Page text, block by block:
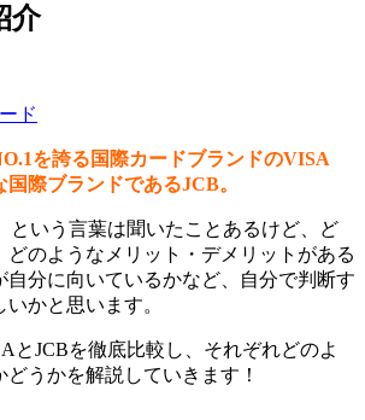
介
ド
を誇る国際カードブランドのVISA
際ブランドであるJCB。
という言葉は聞いたことあるけど、ど
どのようなメリット・デメリットがある
自分に向いているかなど、自分で判断す
かと思います。
とJCBを徹底比較し、それぞれどのよ
どうかを解説していきます！